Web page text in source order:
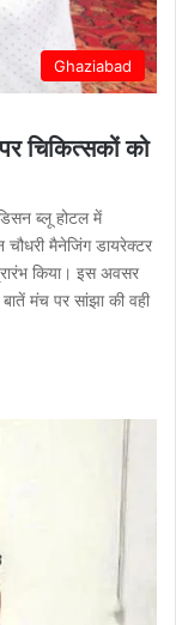
Ghaziabad
चिकित्सकों को
ब्लू होटल में
मैनेजिंग डायरेक्टर
किया। इस अवसर
मंच पर सांझा की वही